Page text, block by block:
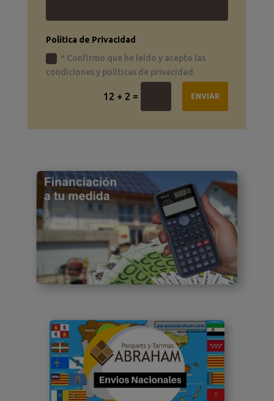
Política de Privacidad
* Confirmo que he leído y acepto las
condiciones y políticas de privacidad.
12 + 2 = ENVIAR